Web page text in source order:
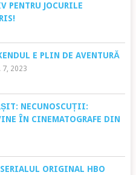
PENTRU JOCURILE
E PLIN DE AVENTURĂ
7, 2023
NECUNOSCUȚII:
ÎN CINEMATOGRAFE DIN
ORIGINAL HBO